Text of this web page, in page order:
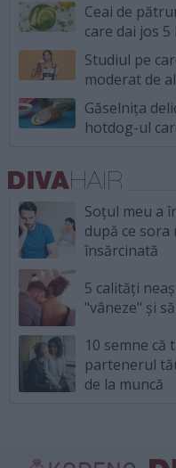
Ceai de
care dai jos
Studiul pe
moderat de
Găselnița
hotdog-ul
Soțul meu a
după ce sora
însărcinată
5 calități
"vâneze" și
10 semne că
partenerul
de la muncă